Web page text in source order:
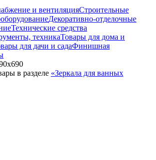
и вентиляцияСтроительные
Декоративно-отделочные
Технические средства
техникаТовары для дома и
для дачи и садаФинишная
в разделе «Зеркала для ванных